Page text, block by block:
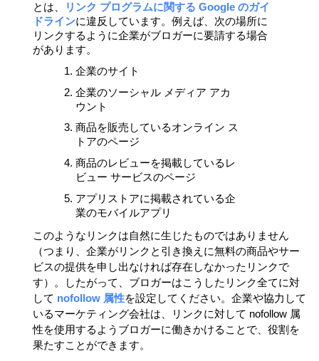
とは、
リンク プログラムに関する Google のガイ
ドラインに違反しています。例えば、次の場所に
リンクするように企業がブロガーに要請する場合
があります。
企業のサイト
企業のソーシャル メディア アカ
ウント
商品を販売しているオンライン ス
トアのページ
商品のレビューを掲載しているレ
ビュー サービスのページ
アプリストアに掲載されている企
業のモバイルアプリ
このようなリンクは自然に生じたものではありません
（つまり、企業がリンクと引き換えに無料の商品やサー
ビスの提供を申し出なければ存在しなかったリンクで
す）。したがって、ブロガーはこうしたリンク全てに対
して nofollow 属性を設定してください。企業や協力して
いるマーケティング会社は、リンクに対して nofollow 属
性を使用するようブロガーに働きかけることで、役割を
果たすことができます。